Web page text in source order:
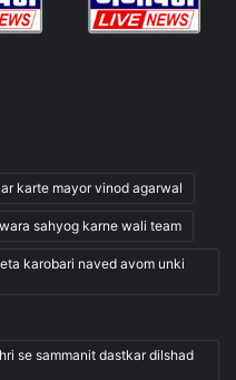
karte mayor vinod agarwal
sahyog karne wali team
karobari naved avom unki
se sammanit dastkar dilshad